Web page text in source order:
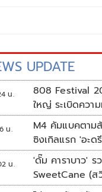
UPDATE
น.
808 Festival
ใหญ่ ระเบิดควา
ต.ค.นี้
น.
M4 คัมแบคตา
ซิงเกิลแรก 'อะด
น.
'ดั๊ม คาราบาว'
SweetCane (ส